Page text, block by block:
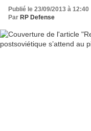
Publié le 23/09/2013 à 12:40
Par RP Defense